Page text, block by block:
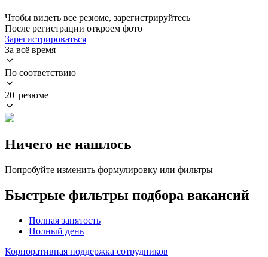
Чтобы видеть все резюме, зарегистрируйтесь
После регистрации откроем фото
Зарегистрироваться
За всё время
По соответствию
20 резюме
Ничего не нашлось
Попробуйте изменить формулировку или фильтры
Быстрые фильтры подбора вакансий
Полная занятость
Полный день
Корпоративная поддержка сотрудников